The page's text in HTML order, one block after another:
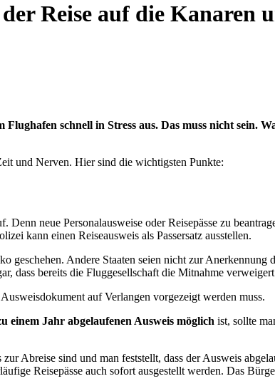
Reise auf die Kanaren
schnell in Stress aus. Das muss nicht sein.
und Nerven. Hier sind die wichtigsten Punkte:
neue Personalausweise oder Reisepässe zu
kann einen Reiseausweis als Passersatz ausstellen.
geschehen. Andere Staaten seien nicht zur
dass bereits die Fluggesellschaft die Mitnahme
auf Verlangen vorgezeigt werden muss.
einem Jahr abgelaufenen Ausweis möglich ist, sollte
Abreise sind und man feststellt, dass der Ausweis
Reisepässe auch sofort ausgestellt werden. Das